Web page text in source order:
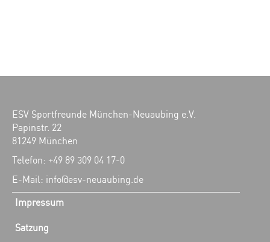
ESV Sportfreunde München-Neuaubing e.V.
Papinstr. 22
81249 München
Telefon: +49 89 309 04 17-0
E-Mail: info@esv-neuaubing.de
Impressum
Satzung